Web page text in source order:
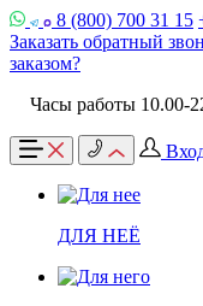
8 (800) 700 31 15
Заказать обратный
заказом?
Часы работы 10.00-
ДЛЯ НЕЁ